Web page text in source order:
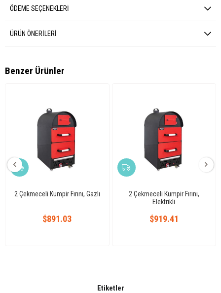
ÖDEME SEÇENEKLERI
ÜRÜN ÖNERILERI
Benzer Ürünler
2 Çekmeceli Kumpir Fırını, Gazlı
$891.03
2 Çekmeceli Kumpir Fırını,
Elektrikli
$919.41
Etiketler